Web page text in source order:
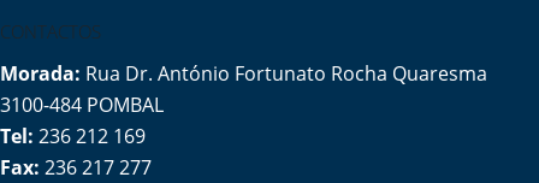
CONTACTOS
Morada: Rua Dr. António Fortunato Rocha Quaresma
3100-484 POMBAL
Tel: 236 212 169
Fax: 236 217 277